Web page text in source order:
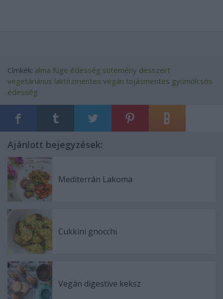
Címkék: alma füge édesség sütemény desszert
vegetáriánus laktózmentes vegán tojásmentes gyümölcsös
édesség
Ajánlott bejegyzések:
Mediterrán Lakoma
Cukkini gnocchi
Vegán digestive keksz